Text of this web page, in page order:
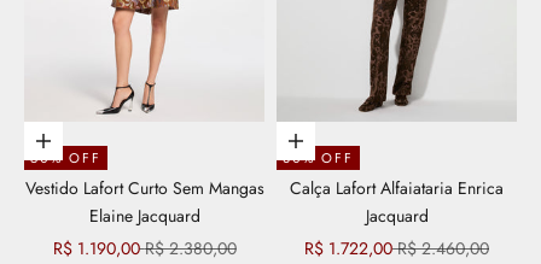
Escolher opções
50% OFF
Vestido Lafort Curto Sem Mangas
Elaine Jacquard
Preço promocional
R$ 1.190,00Preço normal
R$ 2.380,00
Escolher opções
30% OFF
Calça Lafort Alfaiataria Enrica
Jacquard
Preço promocional
R$ 1.722,00Preço normal
R$ 2.460,00